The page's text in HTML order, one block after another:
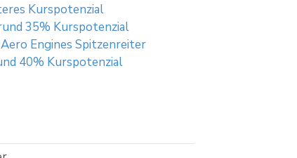
Kurspotenzial
35% Kurspotenzial
Engines Spitzenreiter
40% Kurspotenzial